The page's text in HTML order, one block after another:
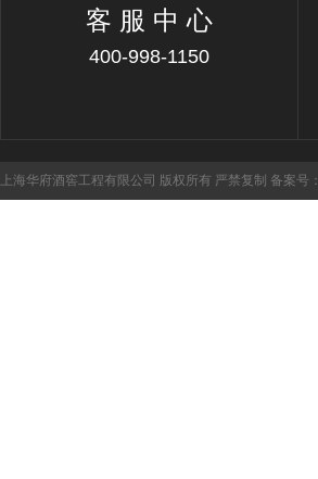
客 服 中 心
400-998-1150
上海华府酒窖工程有限公司 版权所有 严禁复制 备案号：